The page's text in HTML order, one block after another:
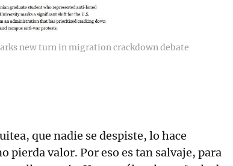
new turn in migration crackdown debate
que nadie se despiste, lo hace
pierda valor. Por eso es tan salvaje, para